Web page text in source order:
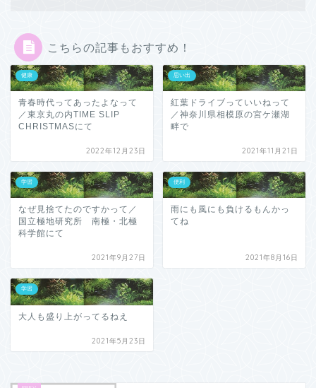
こちらの記事もおすすめ！
健康
青春時代ってあったよなって
／東京丸の内TIME SLIP
CHRISTMASにて
2022年12月23日
思い出
紅葉ドライブっていいねって
／神奈川県相模原の宮ケ瀬湖
畔で
2021年11月21日
学習
なぜ見捨てたのですかって／
国立極地研究所 南極・北極
科学館にて
2021年9月27日
便利
雨にも風にも負けるもんかっ
てね
2021年8月16日
学習
大人も盛り上がってるねえ
2021年5月23日